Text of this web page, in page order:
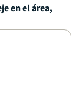
en el área,